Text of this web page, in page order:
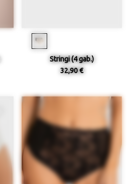
Stringi (4 gab.)
32,90 €